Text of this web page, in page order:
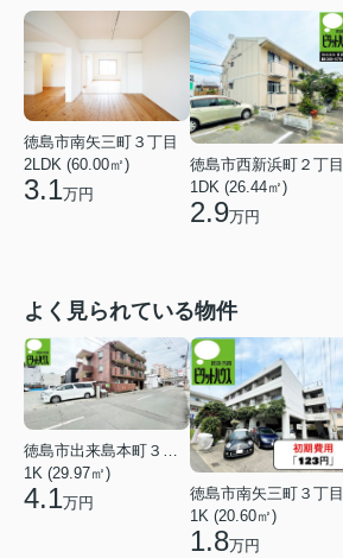
徳島市南矢三町３丁目
2LDK (60.00㎡)
3.1万円
徳島市西新浜町２丁目
1DK (26.44㎡)
2.9万円
よく見られている物件
徳島市出来島本町３丁目
1K (29.97㎡)
4.1万円
徳島市南矢三町３丁目
1K (20.60㎡)
1.8万円